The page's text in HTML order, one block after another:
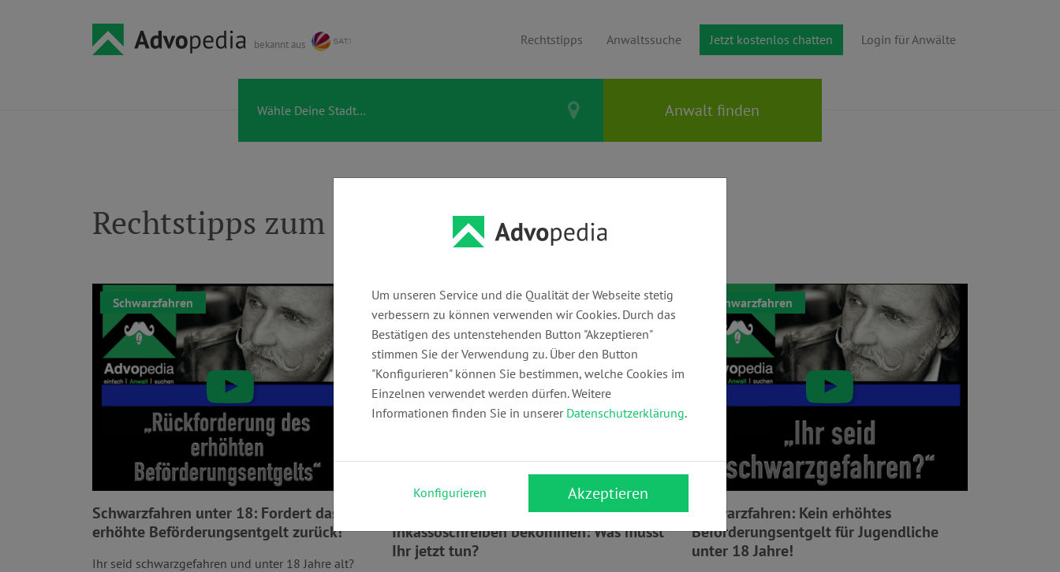
bekannt aus Rechtstipps Anwaltssuche Jetzt kostenlos chatten Login für Anwälte
Rechtstipps zum Thema Zustellung
Schwarzfahren
Schwarzfahren unter 18: Fordert das
erhöhte Beförderungsentgelt zurück!
Ihr seid schwarzgefahren und unter 18 Jahre alt?
Mahnung
Unberechtigte Mahnung &
Inkassoschreiben bekommen: Was müsst
Ihr jetzt tun?
Schwarzfahren
Schwarzfahren: Kein erhöhtes
Beförderungsentgelt für Jugendliche
unter 18 Jahre!
Um unseren Service und die Qualität der Webseite stetig
verbessern zu können verwenden wir Cookies. Durch das
Bestätigen des untenstehenden Button "Akzeptieren"
stimmen Sie der Verwendung zu. Über den Button
"Konfigurieren" können Sie bestimmen, welche Cookies im
Einzelnen verwendet werden dürfen. Weitere
Informationen finden Sie in unserer Datenschutzerklärung.
Konfigurieren Akzeptieren